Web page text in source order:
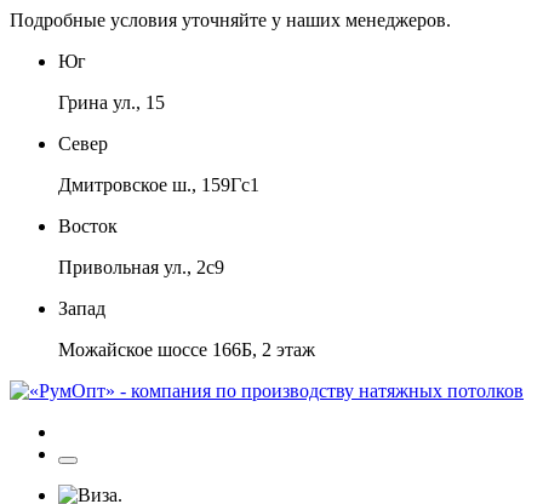
Подробные условия уточняйте у наших менеджеров.
Юг
Грина ул., 15
Север
Дмитровское ш., 159Гс1
Восток
Привольная ул., 2с9
Запад
Можайское шоссе 166Б, 2 этаж